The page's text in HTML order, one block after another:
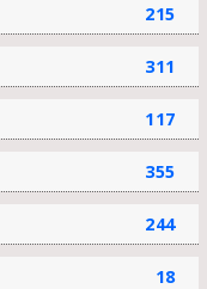
215
311
117
355
244
18